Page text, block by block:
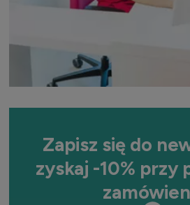
Zapisz się do
zyskaj -10% przy